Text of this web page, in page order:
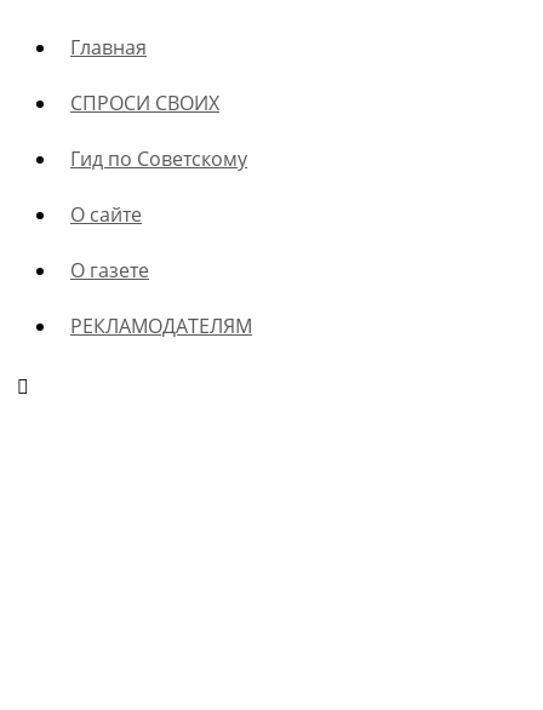
Главная
СПРОСИ СВОИХ
Гид по Советскому
О сайте
О газете
РЕКЛАМОДАТЕЛЯМ